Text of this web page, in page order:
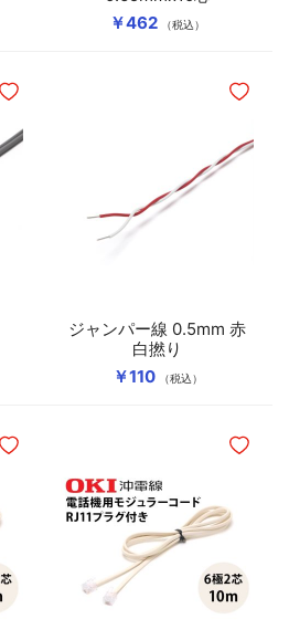
￥462 （税込）
ほしいものリストに追加
￥110 （税込）
ジャンパー線 0.5mm 赤
白撚り
ほしい
ほしいものリストに追加 ほしい